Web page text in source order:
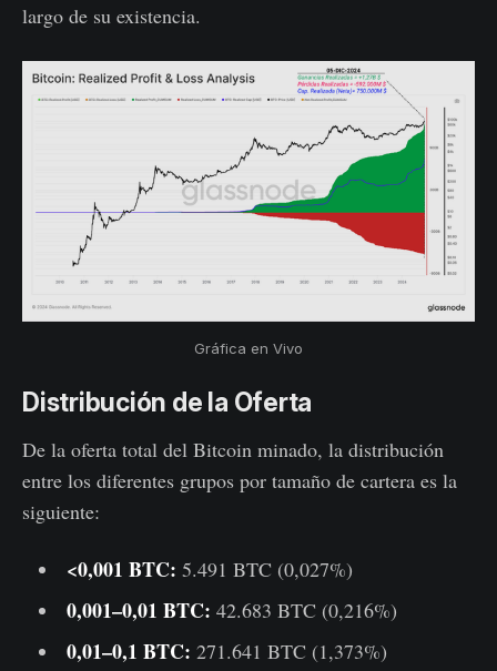
largo de su existencia.
Gráfica en Vivo
Distribución de la Oferta
De la oferta total del Bitcoin minado, la distribución
entre los diferentes grupos por tamaño de cartera es la
siguiente:
<0,001 BTC: 5.491 BTC (0,027%)
0,001–0,01 BTC: 42.683 BTC (0,216%)
0,01–0,1 BTC: 271.641 BTC (1,373%)